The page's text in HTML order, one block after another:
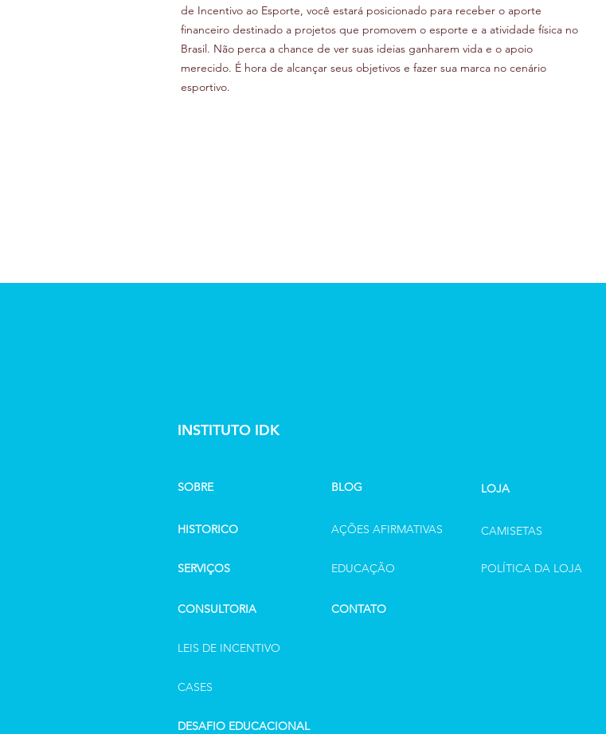
de Incentivo ao Esporte, você estará posicionado para receber o aporte
financeiro destinado a projetos que promovem o esporte e a atividade física no
Brasil. Não perca a chance de ver suas ideias ganharem vida e o apoio
merecido. É hora de alcançar seus objetivos e fazer sua marca no cenário
esportivo.
INSTITUTO IDK
SOBRE BLOG LOJA
HISTORICO AÇÕES AFIRMATIVAS CAMISETAS
SERVIÇOS EDUCAÇÃO POLÍTICA DA LOJA
CONSULTORIA CONTATO
LEIS DE INCENTIVO
CASES
DESAFIO EDUCACIONAL